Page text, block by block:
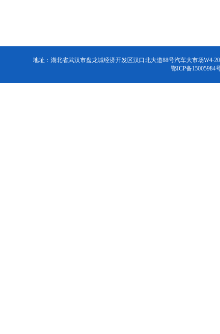
地址：湖北省武汉市盘龙城经济开发区汉口北大道88号汽车大市场W4-
鄂ICP备15005984